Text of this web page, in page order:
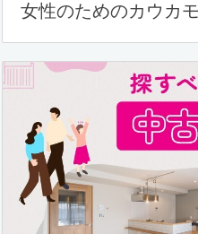
女性のためのカウカ